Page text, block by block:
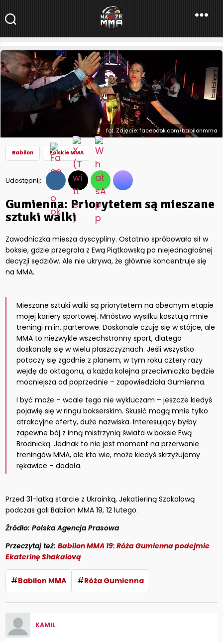
NaszeMMA
NaszeMMA.pl»Aktualności»Polskie MMA»Babilon»Gumienna:
Priorytetem są mieszane sztuki walki
fot. Zdjęcie: facebook.com/babilonmma
Babilon Polskie MMA
Udostępnij:
Gumienna: Priorytetem są mieszane
sztuki walki
Zawodniczka miesza dyscypliny. Ostatnio spróbowała sił w
boksie, gdzie przegrała z Ewą Piątkowską po niejednogłośnej
decyzji sędziów. Ale nie ukrywa, że głównie koncentruje się
na MMA.
Mieszane sztuki walki są priorytetem na obecnym etapie
mojej kariery sportowej. Mnóstwo wysiłku kosztują mnie
treningi m.in. parterowe. Doskonale czuję się w stójce, ale
MMA to niezwykle wszechstronny sport, dlatego
doskonalę się w wielu płaszczyznach. Jeśli wszystko
potoczy się zgodnie z planem, w tym roku cztery razy
wejdę do oktagonu, a każda kolejna przeciwniczka będzie
mocniejsza od poprzednie – zapowiedziała Gumienna.
I być może – wcale tego nie wykluczam – jeszcze kiedyś
pojawię się w ringu bokserskim. Skusić mogą mnie tylko
atrakcyjne oferty, duże nazwiska. Interesujący byłby
zapewne bój z inną mistrzynią świata w boksie Ewą
Brodnicką. Jednak to nie jest moment na przerwanie
treningów MMA, ale kto wie, może kiedyś skrzyżujemy
rękawice – dodała.
Przed 31-latką starcie z Ukrainką, Jekatieriną Szakalową
podczas gali Babilon MMA 19, 12 lutego.
Źródło: Polska Agencja Prasowa
Przeczytaj też:Babilon MMA 19: Róża Gumienna podejmie
Ekaterinę Shakalovą
#Babilon MMA #Róża Gumienna
KAMIL